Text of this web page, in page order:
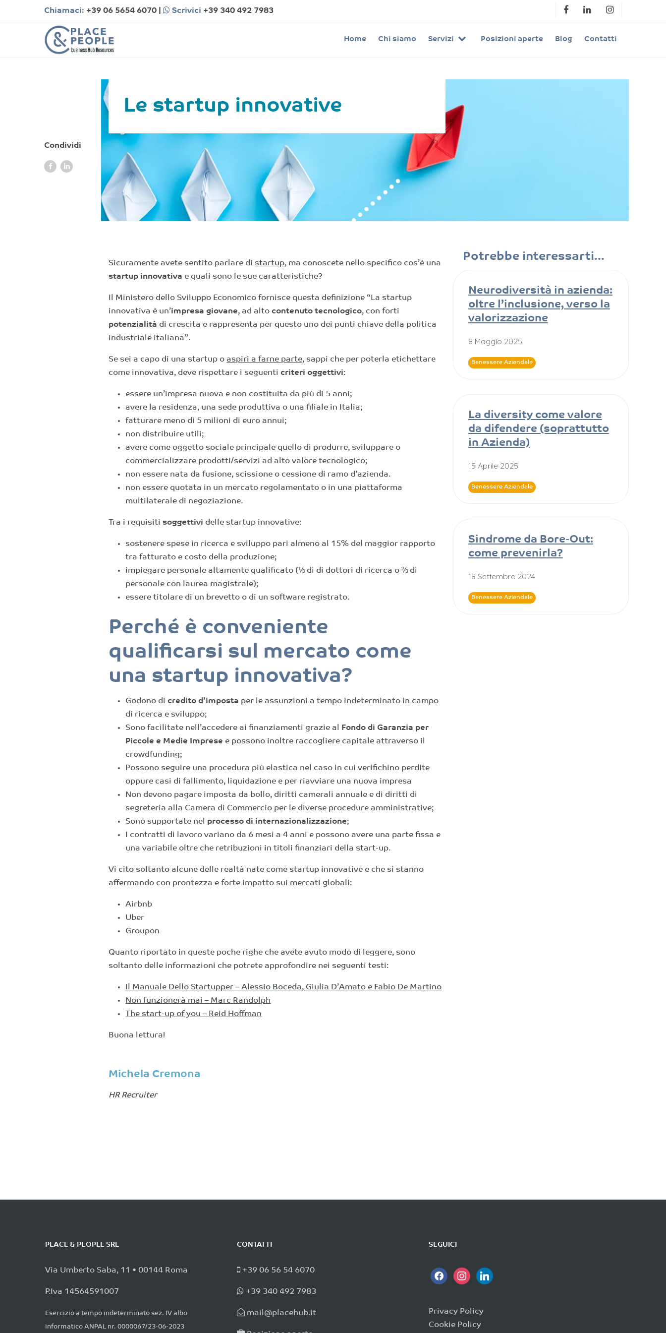
Chiamaci: +39 06 5654 6070 | Scrivici +39 340 492 7983
Home Chi siamo Servizi Posizioni aperte Blog Contatti
Condividi
Le startup innovative
Sicuramente avete sentito parlare di startup, ma conoscete nello specifico cos’è una
startup innovativa e quali sono le sue caratteristiche?
Il Ministero dello Sviluppo Economico fornisce questa definizione “La startup
innovativa è un’impresa giovane, ad altocontenuto tecnologico, con forti
potenzialità di crescita e rappresenta per questo uno dei punti chiave della politica
industriale italiana”.
Se sei a capo di una startup oaspiri a farne parte, sappi che per poterla etichettare
come innovativa, deve rispettare i seguenticriteri oggettivi:
essere un’impresa nuova e non costituita da più di 5 anni;
avere la residenza, una sede produttiva o una filiale in Italia;
fatturare meno di 5 milioni di euro annui;
non distribuire utili;
avere come oggetto sociale principale quello di produrre, sviluppare o
commercializzare prodotti/servizi ad alto valore tecnologico;
non essere nata da fusione, scissione o cessione di ramo d’azienda.
non essere quotata in un mercato regolamentato o in una piattaforma
multilaterale di negoziazione.
Tra i requisitisoggettivi delle startup innovative:
sostenere spese in ricerca e sviluppo pari almeno al 15% del maggior rapporto
tra fatturato e costo della produzione;
impiegare personale altamente qualificato (⅓ di di dottori di ricerca o ⅔ di
personale con laurea magistrale);
essere titolare di un brevetto o di un software registrato.
Perché è conveniente
qualificarsi sul mercato come
una startup innovativa?
Godono dicredito d’imposta per le assunzioni a tempo indeterminato in campo
di ricerca e sviluppo;
Sono facilitate nell’accedere ai finanziamenti grazie al
Fondo di Garanzia per
Piccole e Medie Imprese e possono inoltre raccogliere capitale attraverso il
crowdfunding;
Possono seguire una procedura più elastica nel caso in cui verifichino perdite
oppure casi di fallimento, liquidazione e per riavviare una nuova impresa
Non devono pagare imposta da bollo, diritti camerali annuale e di diritti di
segreteria alla Camera di Commercio per le diverse procedure amministrative;
Sono supportate nel processo di internazionalizzazione;
I contratti di lavoro variano da 6 mesi a 4 anni e possono avere una parte fissa e
una variabile oltre che retribuzioni in titoli finanziari della start-up.
Vi cito soltanto alcune delle realtà nate come startup innovative e che si stanno
affermando con prontezza e forte impatto sui mercati globali:
Airbnb
Uber
Groupon
Quanto riportato in queste poche righe che avete avuto modo di leggere, sono
soltanto delle informazioni che potrete approfondire nei seguenti testi:
Il Manuale Dello Startupper – Alessio Boceda, Giulia D’Amato e Fabio De Martino
Non funzionerà mai – Marc Randolph
The start-up of you – Reid Hoffman
Buona lettura!
Michela Cremona
HR Recruiter
Potrebbe interessarti...
Neurodiversità in azienda:
oltre l’inclusione, verso la
valorizzazione
8 Maggio 2025
Benessere Aziendale
La diversity come valore
da difendere (soprattutto
in Azienda)
15 Aprile 2025
Benessere Aziendale
Sindrome da Bore-Out:
come prevenirla?
18 Settembre 2024
Benessere Aziendale
PLACE & PEOPLE SRL
Via Umberto Saba, 11 • 00144 Roma
P.Iva 14564591007
Esercizio a tempo indeterminato sez. IV albo
informatico ANPAL nr. 0000067/23-06-2023
CONTATTI
+39 06 56 54 6070
+39 340 492 7983
mail@placehub.it
SEGUICI
facebookinstagramlinkedin
Privacy Policy
Cookie Policy